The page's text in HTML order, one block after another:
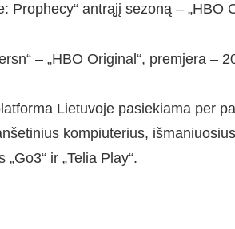
Prophecy“ antrąjį sezoną – „HBO
– „HBO Original“, premjera –
Lietuvoje pasiekiama per
kompiuterius,
ir „Telia Play“.